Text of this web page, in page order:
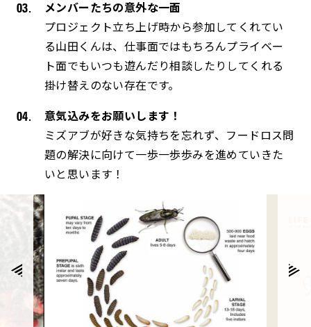
メンバーたちの意外な一面
プロジェクト立ち上げ時から参加してくれてい
る山田くんは、仕事面ではもちろんプライベー
ト面でもいつも遊んだり相談したりしてくれる
掛け替えのない存在です。
意気込みをお願いします！
ミズアブが好きな気持ちを忘れず、フードロス問
題の解決に向けて一歩一歩歩みを進めていきた
いと思います！